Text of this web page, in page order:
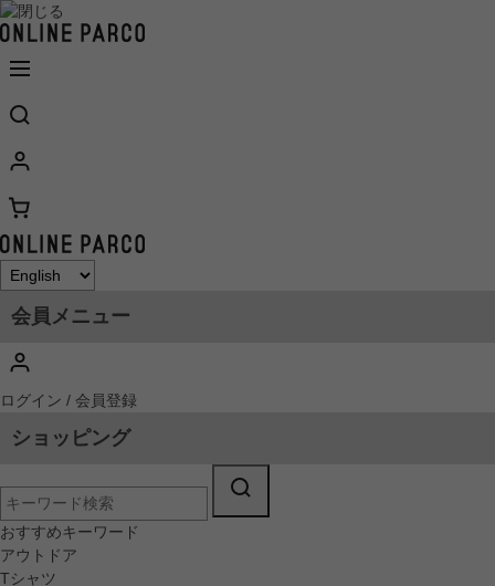
会員メニュー
ログイン / 会員登録
ショッピング
おすすめキーワード
アウトドア
Tシャツ